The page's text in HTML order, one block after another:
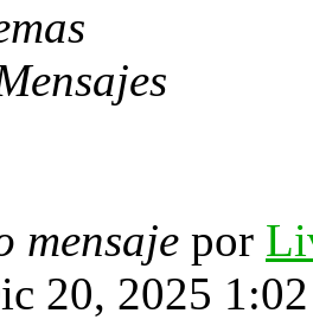
mensaje por
20, 2025